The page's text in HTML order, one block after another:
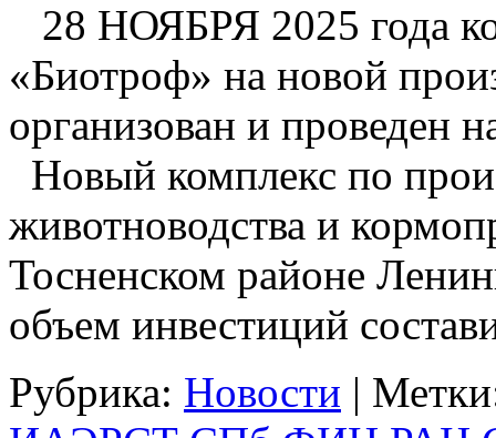
28 НОЯБРЯ 2025 года
«Биотроф» на новой
организован и проведен
Новый комплекс по
животноводства и
Тосненском районе
объем инвестиций
Рубрика: Новости |